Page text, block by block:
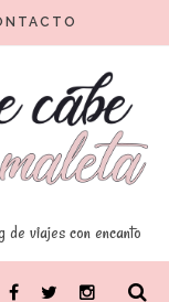
de viajes con encanto
FacebookTwitter Instagram